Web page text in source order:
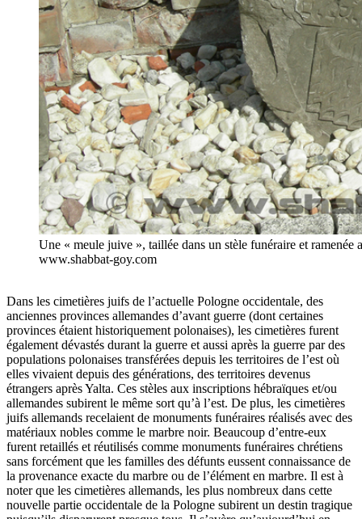
Une « meule juive », taillée dans un stèle funéraire et
www.shabbat-goy.com
Dans les cimetières juifs de l’actuelle Pologne occidentale, des
anciennes provinces allemandes d’avant guerre (dont certaines
provinces étaient historiquement polonaises), les cimetières furent
également dévastés durant la guerre et aussi après la guerre par des
populations polonaises transférées depuis les territoires de l’est où
elles vivaient depuis des générations, des territoires devenus
étrangers après Yalta. Ces stèles aux inscriptions hébraïques et/ou
allemandes subirent le même sort qu’à l’est. De plus, les cimetières
juifs allemands recelaient de monuments funéraires réalisés avec des
matériaux nobles comme le marbre noir. Beaucoup d’entre-eux
furent retaillés et réutilisés comme monuments funéraires chrétiens
sans forcément que les familles des défunts eussent connaissance de
la provenance exacte du marbre ou de l’élément en marbre. Il est à
noter que les cimetières allemands, les plus nombreux dans cette
nouvelle partie occidentale de la Pologne subirent un destin tragique